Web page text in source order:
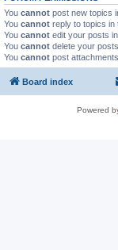
You cannot post new topics
You cannot reply to topics in
You cannot edit your posts
You cannot delete your
You cannot post
Board index
Powered